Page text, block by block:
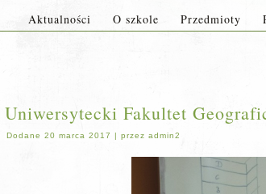
Aktualności O szkole Przedmioty
Uniwersytecki Fakultet
Dodane 20 marca 2017 | przez admin2